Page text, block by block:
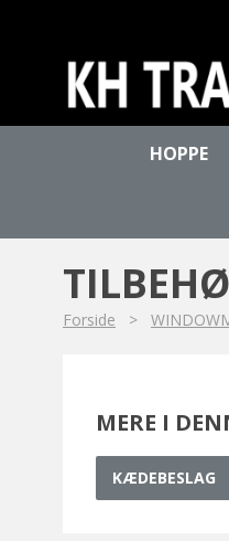
HOPPE
Forside >
MERE I
KÆDEBESLAG